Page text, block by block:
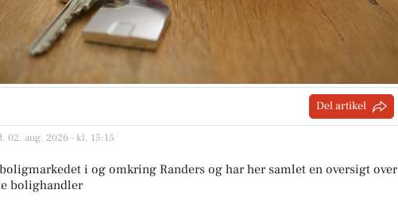
Del artikel
02. aug. 2026 - kl. 15:15
i og omkring Randers og har her samlet en oversigt over
bolighandler